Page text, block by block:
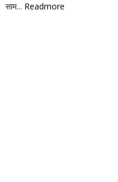
साम... Readmore